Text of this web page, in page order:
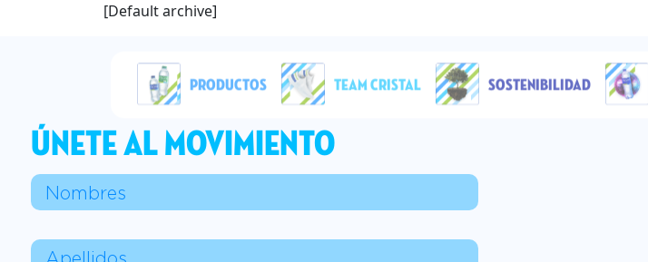
PRODUCTOS TEAM CRISTAL SOSTENIBILIDAD
[Default archive]
ÚNETE AL MOVIMIENTO